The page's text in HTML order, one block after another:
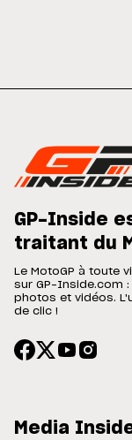
GP-Inside
traitant du
Le MotoGP à toute
sur GP-Inside.com :
photos et vidéos.
de clic !
Media